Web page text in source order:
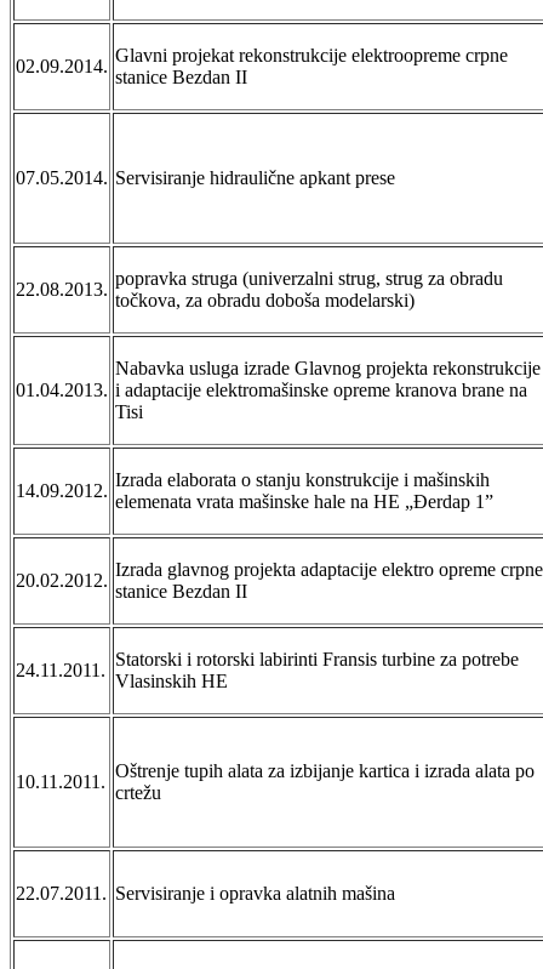
02.09.2014.
Glavni projekat rekonstrukcije elektroopreme crpne
stanice Bezdan II
07.05.2014. Servisiranje hidraulične apkant prese
22.08.2013.
popravka struga (univerzalni strug, strug za obradu
točkova, za obradu doboša modelarski)
01.04.2013.
Nabavka usluga izrade Glavnog projekta rekonstrukcije
i adaptacije elektromašinske opreme kranova brane na
Tisi
14.09.2012.
Izrada elaborata o stanju konstrukcije i mašinskih
elemenata vrata mašinske hale na HE „Đerdap 1”
20.02.2012.
Izrada glavnog projekta adaptacije elektro opreme crpne
stanice Bezdan II
24.11.2011.
Statorski i rotorski labirinti Fransis turbine za potrebe
Vlasinskih HE
10.11.2011.
Oštrenje tupih alata za izbijanje kartica i izrada alata po
crtežu
22.07.2011. Servisiranje i opravka alatnih mašina